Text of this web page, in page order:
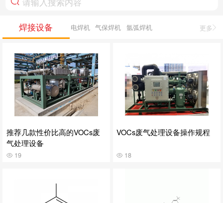
焊接设备 电焊机 气保焊机 氩弧焊机 更多
推荐几款性价比高的VOCs废
气处理设备
19
VOCs废气处理设备操作规程
18